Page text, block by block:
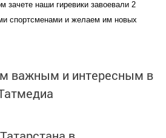
зачете наши гиревики завоевали 2
спортсменами и желаем им новых
важным и интересным в